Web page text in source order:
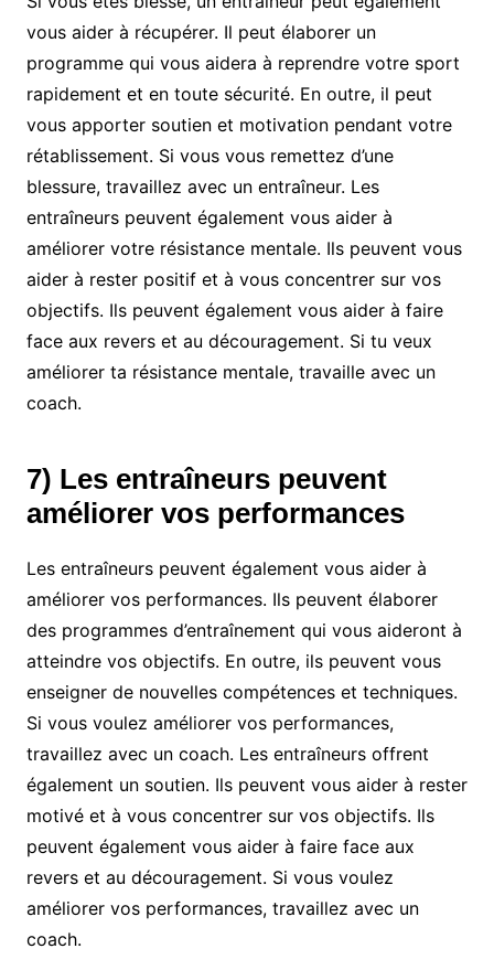
vous aider à récupérer. Il peut élaborer un
programme qui vous aidera à reprendre votre sport
rapidement et en toute sécurité. En outre, il peut
vous apporter soutien et motivation pendant votre
rétablissement. Si vous vous remettez d’une
blessure, travaillez avec un entraîneur. Les
entraîneurs peuvent également vous aider à
améliorer votre résistance mentale. Ils peuvent vous
aider à rester positif et à vous concentrer sur vos
objectifs. Ils peuvent également vous aider à faire
face aux revers et au découragement. Si tu veux
améliorer ta résistance mentale, travaille avec un
coach.
7) Les entraîneurs peuvent
améliorer vos performances
Les entraîneurs peuvent également vous aider à
améliorer vos performances. Ils peuvent élaborer
des programmes d’entraînement qui vous aideront à
atteindre vos objectifs. En outre, ils peuvent vous
enseigner de nouvelles compétences et techniques.
Si vous voulez améliorer vos performances,
travaillez avec un coach. Les entraîneurs offrent
également un soutien. Ils peuvent vous aider à rester
motivé et à vous concentrer sur vos objectifs. Ils
peuvent également vous aider à faire face aux
revers et au découragement. Si vous voulez
améliorer vos performances, travaillez avec un
coach.